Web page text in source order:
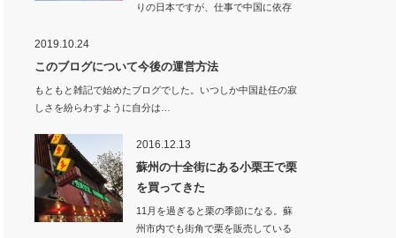
りの日本ですが、仕事で中国に依存
2019.10.24
このブログについて今後の運営方法
もともと雑記で始めたブログでした。いつしか中国赴任の寂
しさを紛らわすように自分は…
2016.12.13
蘇州の十全街にある小栗王で栗
を買ってきた
11月を過ぎると栗の季節になる。蘇
州市内でも街角で栗を販売している